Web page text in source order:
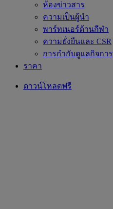
ห้องข่าวสาร
ความเป็นผู้นำ
พาร์ทเนอร์ด้านกีฬา
ความยั่งยืนและ CSR
การกำกับดูแลกิจการ
ราคา
ดาวน์โหลดฟรี